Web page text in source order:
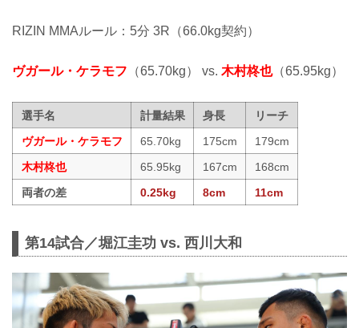
RIZIN MMAルール：5分 3R（66.0kg契約）
ヴガール・ケラモフ （65.70kg） vs. 木村柊也（65.95kg）
選手名 計量結果 身長
リーチ
ヴガール・ケラモフ
65.70kg 175cm
179cm
木村柊也
65.95kg 167cm
168cm
両者の差
0.25kg 8cm 11cm
第14試合／堀江圭功 vs. 西川大和